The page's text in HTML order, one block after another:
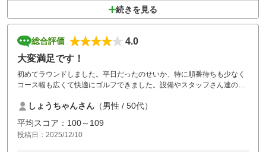
続きを見る
総合評価
4.0
大変満足です！
初めてラウンドしました。平日だったのせいか、特に順番待ちも少なく
コース幅も広くて快適にゴルフできました。設備やスタッフさん達の対
行きたいです。
しょうちゃんさん （男性 / 50代）
平均スコア：100～109
投稿日：2025/12/10